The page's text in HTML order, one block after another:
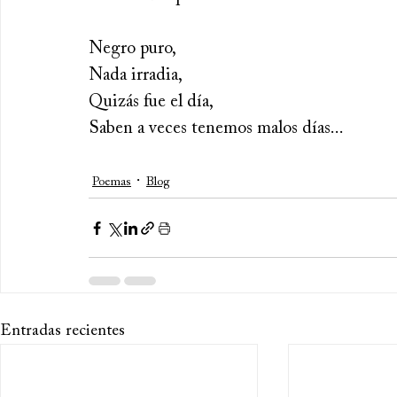
Negro puro,
Nada irradia,
Quizás fue el día,
Saben a veces tenemos malos días...
Poemas Blog
Entradas recientes